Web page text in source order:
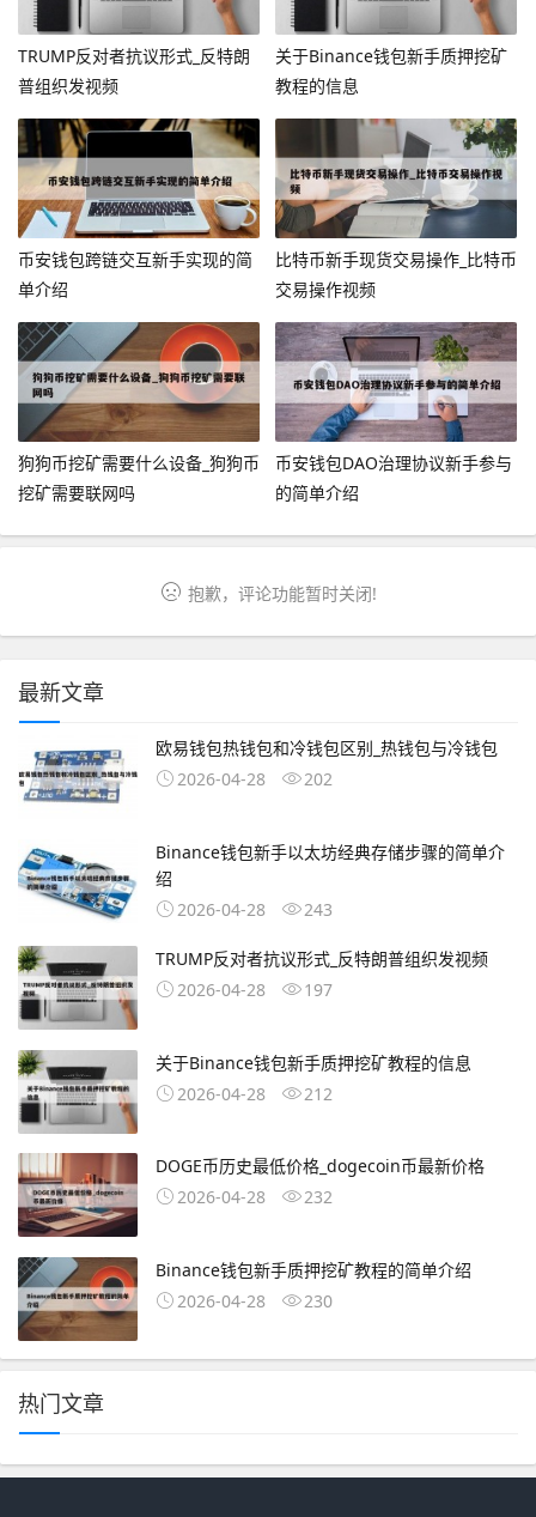
TRUMP反对者抗议形式_反特朗
普组织发视频
关于Binance钱包新手质押挖矿
教程的信息
币安钱包跨链交互新手实现的简
单介绍
比特币新手现货交易操作_比特币
交易操作视频
狗狗币挖矿需要什么设备_狗狗币
挖矿需要联网吗
币安钱包DAO治理协议新手参与
的简单介绍
抱歉，评论功能暂时关闭!
最新文章
欧易钱包热钱包和冷钱包区别_热钱包与冷钱包
2026-04-28
202
Binance钱包新手以太坊经典存储步骤的简单介
绍
2026-04-28
243
TRUMP反对者抗议形式_反特朗普组织发视频
2026-04-28
197
关于Binance钱包新手质押挖矿教程的信息
2026-04-28
212
DOGE币历史最低价格_dogecoin币最新价格
2026-04-28
232
Binance钱包新手质押挖矿教程的简单介绍
2026-04-28
230
热门文章